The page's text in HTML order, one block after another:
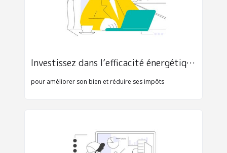
Investissez dans l’efficacité énergétique
pour améliorer son bien et réduire ses impôts